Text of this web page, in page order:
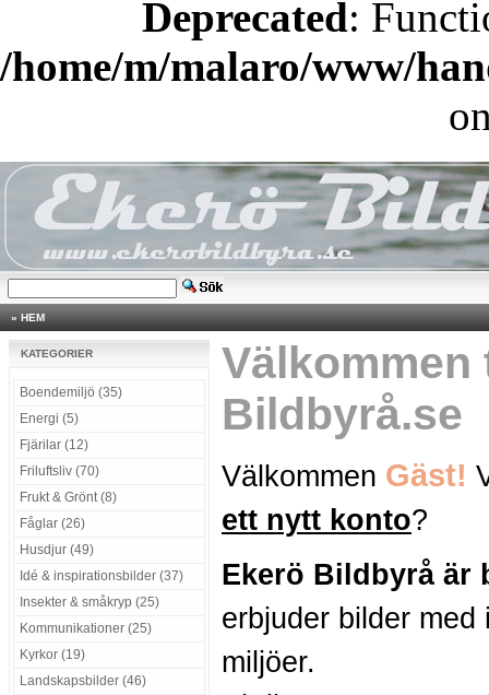
Deprecated:
/home/m/malaro/www/
» HEM
KATEGORIER
Boendemiljö (35)
Energi (5)
Fjärilar (12)
Friluftsliv (70)
Frukt & Grönt (8)
Fåglar (26)
Husdjur (49)
Idé & inspirationsbilder (37)
Insekter & småkryp (25)
Kommunikationer (25)
Kyrkor (19)
Landskapsbilder (46)
Välkommen
Bildbyrå.se
Välkommen Gäst!
ett nytt konto?
Ekerö Bildbyrå är
erbjuder bilder
miljöer.